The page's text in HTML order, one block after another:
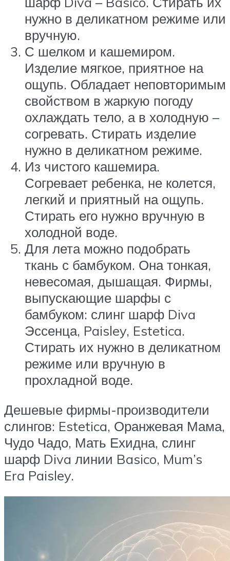
нужно в деликатном режиме или
вручную.
С шелком и кашемиром.
Изделие мягкое, приятное на
ощупь. Обладает неповторимым
свойством в жаркую погоду
охлаждать тело, а в холодную –
согревать. Стирать изделие
нужно в деликатном режиме.
Из чистого кашемира.
Согревает ребенка, не колется,
легкий и приятный на ощупь.
Стирать его нужно вручную в
холодной воде.
Для лета можно подобрать
ткань с бамбуком. Она тонкая,
невесомая, дышащая. Фирмы,
выпускающие шарфы с
бамбуком: слинг шарф Diva
Эссенца, Paisley, Estetica.
Стирать их нужно в деликатном
режиме или вручную в
прохладной воде.
Дешевые фирмы-производители
слингов: Estetica, Оранжевая Мама,
Чудо Чадо, Мать Ехидна, слинг
шарф Diva линии Basico, Mum’s
Era Paisley.